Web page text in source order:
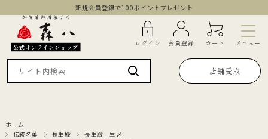
新規会員登録で100ポイントプレゼント
公式オンラインショップ ログイン 会員登録 カート メニュー
店舗受取
ホーム
伝統名菓 長生殿
長生殿 生〆